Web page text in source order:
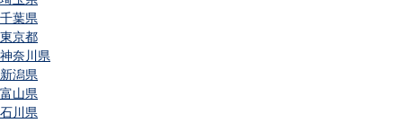
千葉県
東京都
神奈川県
新潟県
富山県
石川県